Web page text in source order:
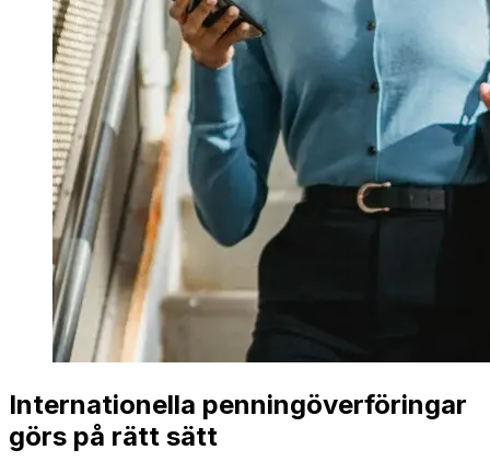
Internationella penningöverföringar
görs på rätt sätt